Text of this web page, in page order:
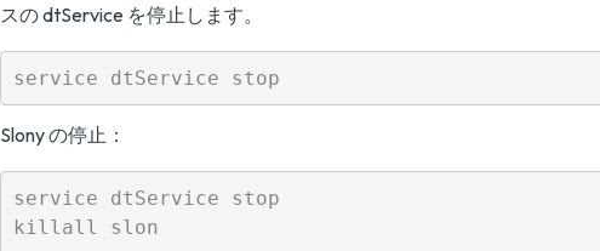
スの dtService を停止します。
Slony の停止：
service dtService stop